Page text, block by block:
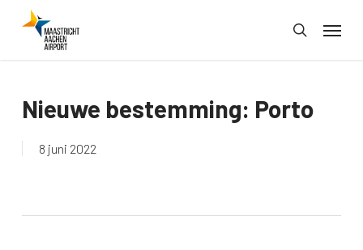
search
Menu
Nieuwe bestemming: Porto
8 juni 2022